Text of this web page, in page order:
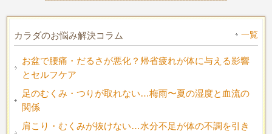
カラダのお悩み解決コラム 一覧
お盆で腰痛・だるさが悪化？帰省疲れが体に与える影響
とセルフケア
足のむくみ・つりが取れない…梅雨〜夏の湿度と血流の
関係
肩こり・むくみが抜けない…水分不足が体の不調を引き